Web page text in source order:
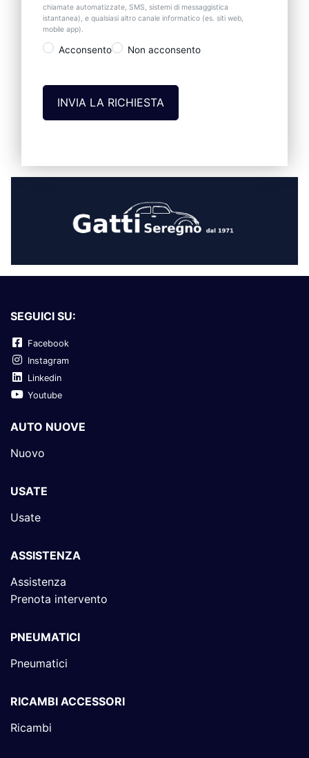
chiamate automatizzate, SMS, sistemi di messaggistica
istantanea), e qualsiasi altro canale informatico (es. siti web,
mobile app).
Acconsento Non acconsento
SEGUICI SU:
Facebook
Instagram
Linkedin
Youtube
AUTO NUOVE
Nuovo
USATE
Usate
ASSISTENZA
Assistenza
Prenota intervento
PNEUMATICI
Pneumatici
RICAMBI ACCESSORI
Ricambi